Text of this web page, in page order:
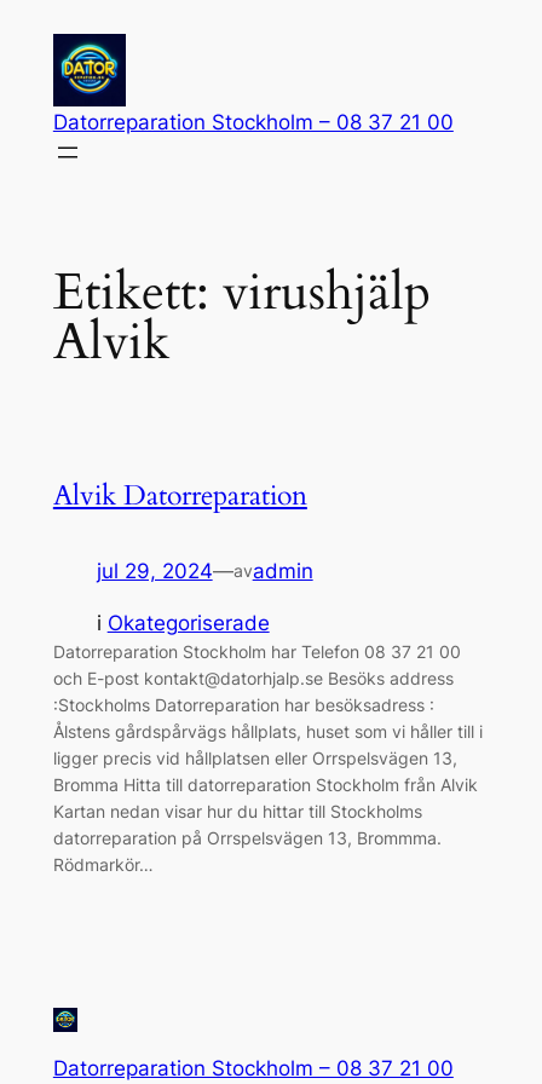
innehåll
Datorreparation Stockholm – 08 37 21 00
Etikett: virushjälp
Alvik
Alvik Datorreparation
jul 29, 2024—avadmin
i Okategoriserade
Datorreparation Stockholm har Telefon 08 37 21 00
och E-post kontakt@datorhjalp.se Besöks address
:Stockholms Datorreparation har besöksadress :
Ålstens gårdspårvägs hållplats, huset som vi håller till i
ligger precis vid hållplatsen eller Orrspelsvägen 13,
Bromma Hitta till datorreparation Stockholm från Alvik
Kartan nedan visar hur du hittar till Stockholms
datorreparation på Orrspelsvägen 13, Brommma.
Rödmarkör…
Datorreparation Stockholm – 08 37 21 00